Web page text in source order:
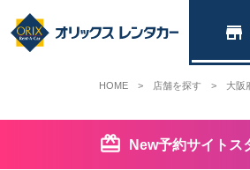
New予約サイトス
HOME 店舗を探す 大阪